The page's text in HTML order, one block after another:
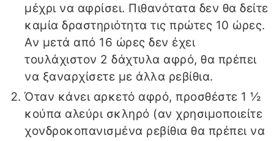
μέχρι να αφρίσει. Πιθανότατα δεν θα δείτε
καμία δραστηριότητα τις πρώτες 10 ώρες.
Αν μετά από 16 ώρες δεν έχει
τουλάχιστον 2 δάχτυλα αφρό, θα πρέπει
να ξαναρχίσετε με άλλα ρεβίθια.
Όταν κάνει αρκετό αφρό, προσθέστε 1 ½
κούπα αλεύρι σκληρό (αν χρησιμοποιείτε
χονδροκοπανισμένα ρεβίθια θα πρέπει να